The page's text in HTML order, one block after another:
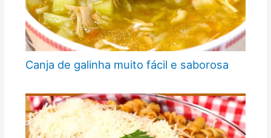
Canja de galinha muito fácil e saborosa